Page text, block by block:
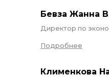
Контакты
Бевза Жанна
Директор по
Подробнее
Клименкова